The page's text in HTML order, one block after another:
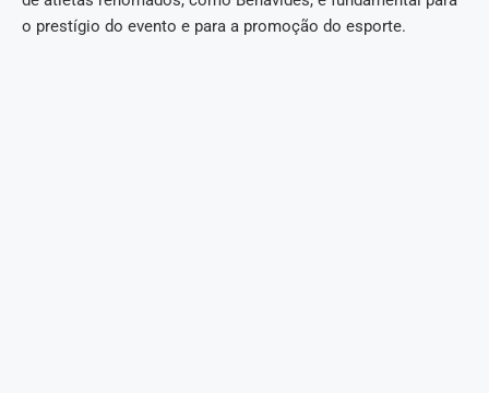
o prestígio do evento e para a promoção do esporte.